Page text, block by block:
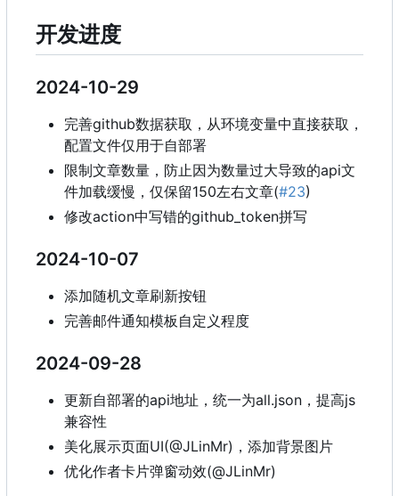
开发进度
2024-10-29
完善github数据获取，从环境变量中直接获取，
配置文件仅用于自部署
限制文章数量，防止因为数量过大导致的api文
件加载缓慢，仅保留150左右文章(#23)
修改action中写错的github_token拼写
2024-10-07
添加随机文章刷新按钮
完善邮件通知模板自定义程度
2024-09-28
更新自部署的api地址，统一为all.json，提高js
兼容性
美化展示页面UI(@JLinMr)，添加背景图片
优化作者卡片弹窗动效(@JLinMr)